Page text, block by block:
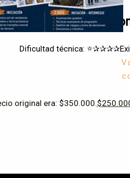
Clinica de Esquí
Dificultad técnica: ⭐✰✰✰✰
original era: $350.000.$